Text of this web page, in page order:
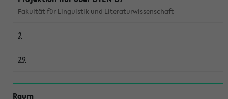
Fakultät für Linguistik und Literaturwissenschaft
2
29